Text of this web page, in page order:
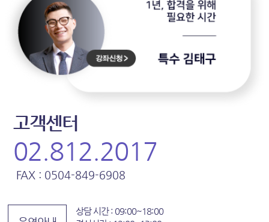
고객센터
02.812.2017
FAX : 0504-849-6908
상담 시간 : 09:00~18:00